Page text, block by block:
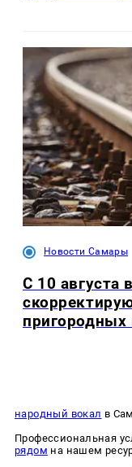
Новости Самары
С 10 августа
пригородных
народный вокал в
Профессиональная
рядом на нашем